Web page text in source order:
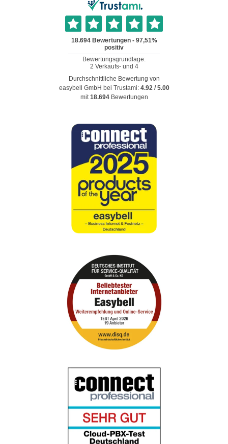
Durchschnittliche Bewertung von
easybell GmbH bei Trustami: 4.92/ 5.00
mit18.694 Bewertungen